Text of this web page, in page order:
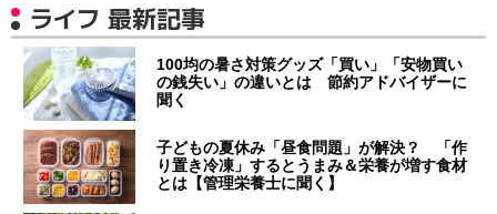
ライフ 最新記事
100均の暑さ対策グッズ「買い」「安物買い
の銭失い」の違いとは 節約アドバイザーに
聞く
子どもの夏休み「昼食問題」が解決？ 「作
り置き冷凍」するとうまみ＆栄養が増す食材
とは【管理栄養士に聞く】